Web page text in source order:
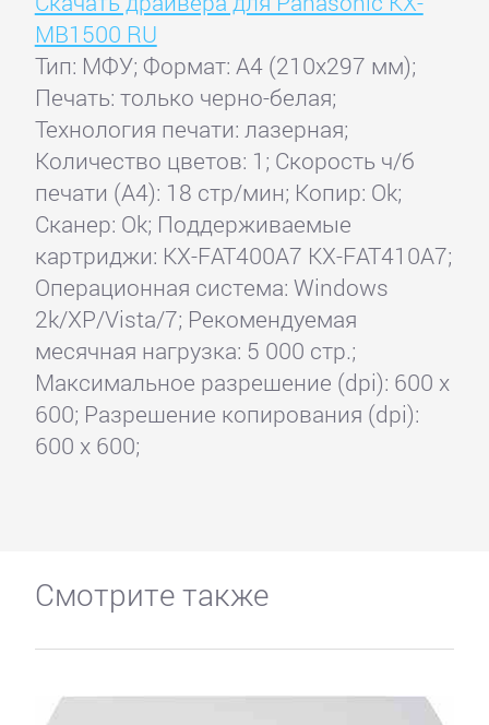
MB1500 RU
Тип: МФУ; Формат: A4 (210x297 мм);
Печать: только черно-белая;
Технология печати: лазерная;
Количество цветов: 1; Скорость ч/б
печати (А4): 18 стр/мин; Копир: Ok;
Сканер: Ok; Поддерживаемые
картриджи: KX-FAT400A7 KX-FAT410A7;
Операционная система: Windows
2k/XP/Vista/7; Рекомендуемая
месячная нагрузка: 5 000 стр.;
Максимальное разрешение (dpi): 600 x
600; Разрешение копирования (dpi):
600 x 600;
Смотрите также